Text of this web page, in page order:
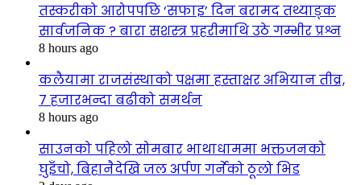
तस्करीको आरोपपछि ‘सफाइ’ दिन बरामद तथ्याङ्क
सार्वजनिक ? बारा सशस्त्र प्रहरीमाथि उठे गम्भीर प्रश्न
8 hours ago
कलैयामा राजसंस्थाको पक्षमा हस्ताक्षर अभियान तीव्र,
७ हजारभन्दा बढीको समर्थन
8 hours ago
साउनको पहिलो सोमबार भाथाधाममा भक्तजनको
घुइँचो, बिहानैदेखि जल अर्पण गर्नेको ठूलो भिड